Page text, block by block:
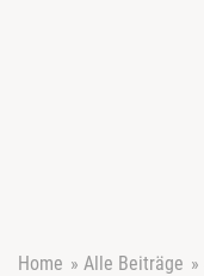
Home » Alle Beiträge »